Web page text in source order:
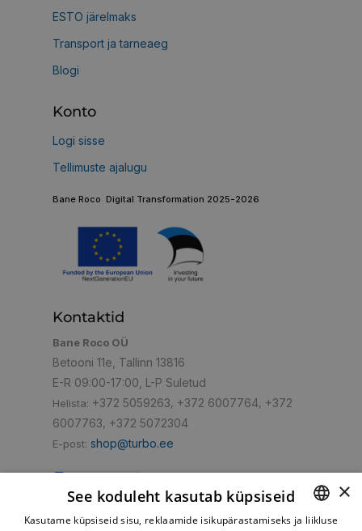
ESTO järelmaks
Transport ja tarneaeg
Blogi
Konto
Logi sisse
Tellimuste ajalugu
Bane Roco Digital Transformation 2025-2026
Kontaktid
Bane Roco OÜ
Betooni 11e, Tallinn 13816
E-R 09:00-17:00, L-P Suletud
Helista: +372 5059263, +372 6007764, +372
6007763, +372 5072304
E-post: shop@turbo.ee
Mugav makseviis
×
See koduleht kasutab küpsiseid
Kasutame küpsiseid sisu, reklaamide isikupärastamiseks ja liikluse